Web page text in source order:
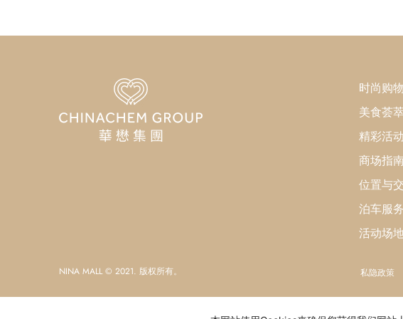
时尚购物
美食荟萃
精彩活动
商场指
位置与
泊车服务
活动场
NINA MALL © 2021. 版权所有。 私隐政策